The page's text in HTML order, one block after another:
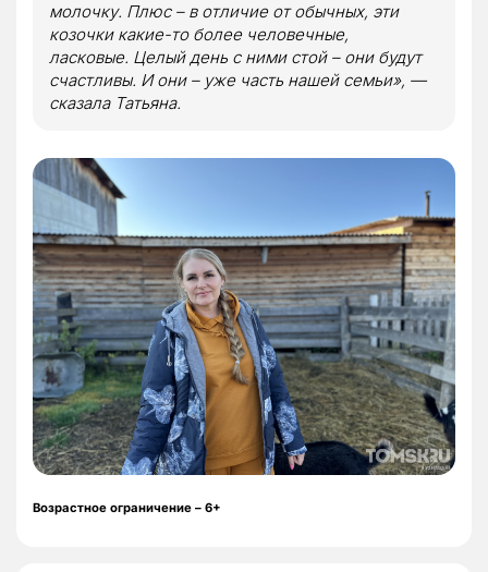
молочку. Плюс – в отличие от обычных, эти
козочки какие-то более человечные,
ласковые. Целый день с ними стой – они будут
счастливы. И они – уже часть нашей семьи», —
сказала Татьяна.
Возрастное ограничение – 6+